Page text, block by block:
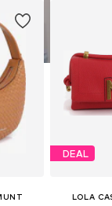
DEAL
LOLA